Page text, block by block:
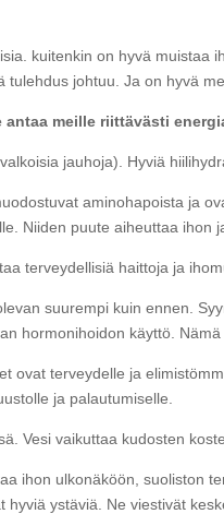
kuitenkin on hyvä muistaa
tulehdus johtuu. Ja on hyvä
meille riittävästi
jauhoja). Hyviä
aminohapoista ja
Niiden puute aiheuttaa ihon
terveydellisiä haittoja ja
suurempi kuin ennen.
hormonihoidon käyttö.
ovat terveydelle ja
ja palautumiselle.
Vesi vaikuttaa kudosten
ihon ulkonäköön, suoliston
hyviä ystäviä. Ne viestivät